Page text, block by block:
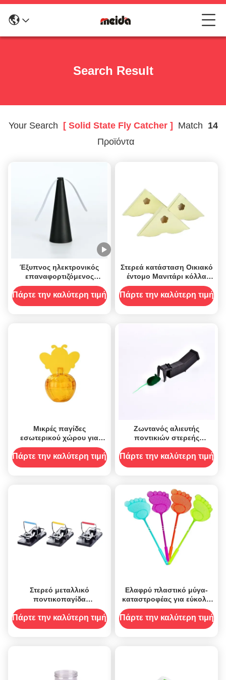
Search Result
Your Search [ Solid State Fly Catcher ] Match 14
Προϊόντα
Έξυπνος ηλεκτρονικός
επαναφορτιζόμενος
ανεμιστήρας για στερεά
κατάσταση και
αποτρεπτικό ιπτάμενου
Πάρτε την καλύτερη τιμή
Στερεά κατάσταση Οικιακό
έντομο Μανιτάρι κόλλα
Στροφή παράθυρο Πλάκα
μύγα Φονιάς Φονιάς
Πάρτε την καλύτερη τιμή
Μικρές παγίδες
εσωτερικού χώρου για
οικιακούς αλιείς μύγες
φρούτων
Πάρτε την καλύτερη τιμή
Ζωντανός αλιευτής
ποντικιών στερεής
κατάστασης με συμπαγές
και φορητό σχεδιασμό
Πάρτε την καλύτερη τιμή
Στερεό μεταλλικό
ποντικοπαγίδα
ποντικοπαγίδα δολοφόνο
για τον έλεγχο των
Πάρτε την καλύτερη τιμή
Ελαφρύ πλαστικό μύγα-
καταστροφέας για εύκολη
καταπολέμηση επιβλαβών
οργανισμών ανοιχτό
Πάρτε την καλύτερη τιμή